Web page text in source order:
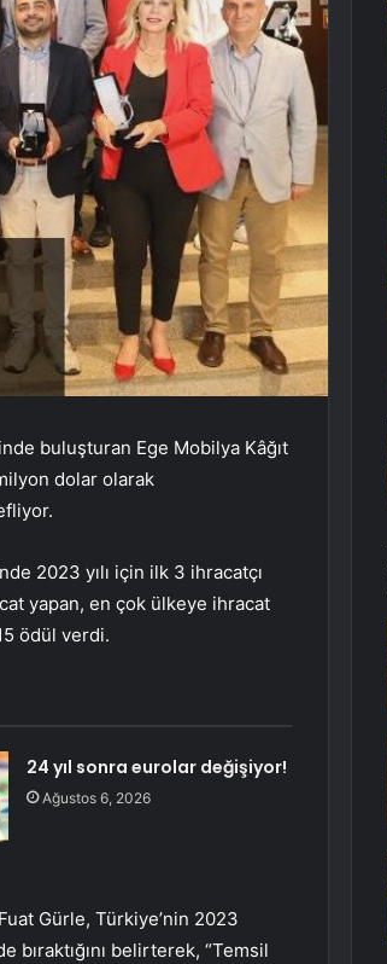
buluşturan Ege Mobilya Kâğıt
dolar olarak
2023 yılı için ilk 3 ihracatçı
yapan, en çok ülkeye ihracat
ödül verdi.
24 yıl sonra eurolar değişiyor!
Ağustos 6, 2026
Gürle, Türkiye’nin 2023
bıraktığını belirterek, “Temsil